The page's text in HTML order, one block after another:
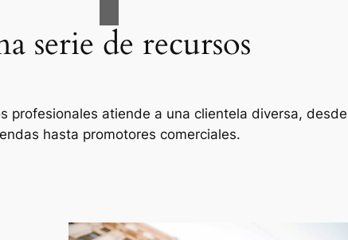
serie de recursos
profesionales atiende a una clientela diversa,
hasta promotores comerciales.